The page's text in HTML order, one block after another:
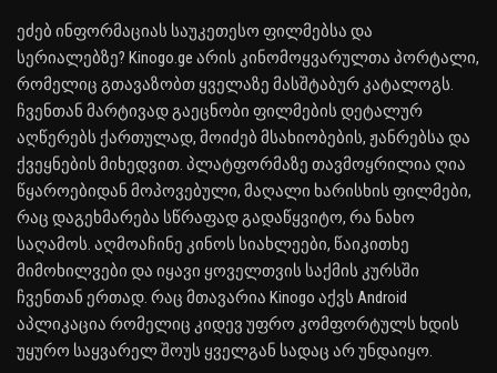
ეძებ ინფორმაციას საუკეთესო ფილმებსა და
სერიალებზე? Kinogo.ge არის კინომოყვარულთა პორტალი,
რომელიც გთავაზობთ ყველაზე მასშტაბურ კატალოგს.
ჩვენთან მარტივად გაეცნობი ფილმების დეტალურ
აღწერებს ქართულად, მოიძებ მსახიობების, ჟანრებსა და
ქვეყნების მიხედვით. პლატფორმაზე თავმოყრილია ღია
წყაროებიდან მოპოვებული, მაღალი ხარისხის ფილმები,
რაც დაგეხმარება სწრაფად გადაწყვიტო, რა ნახო
საღამოს. აღმოაჩინე კინოს სიახლეები, წაიკითხე
მიმოხილვები და იყავი ყოველთვის საქმის კურსში
ჩვენთან ერთად. რაც მთავარია Kinogo აქვს Android
აპლიკაცია რომელიც კიდევ უფრო კომფორტულს ხდის
უყურო საყვარელ შოუს ყველგან სადაც არ უნდაიყო.